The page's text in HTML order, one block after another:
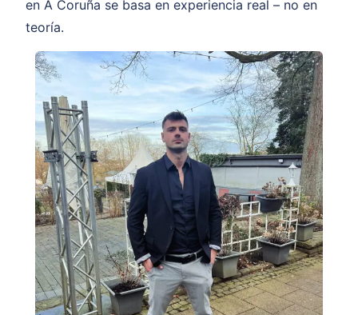
en A Coruña se basa en experiencia real – no en
teoría.